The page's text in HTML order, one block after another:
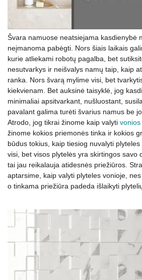
Švara namuose neatsiejama kasdienybė
neįmanoma pabėgti. Nors šiais laikais
kurie atliekami robotų pagalba, bet
nesutvarkys ir neišvalys namų taip, kaip
ranka. Nors švarą mylime visi, bet
kiekvienam. Bet auksinė taisyklė, jog
minimaliai apsitvarkant, nušluostant,
pavalant galima turėti švarius namus be
Atrodo, jog tikrai žinome kaip valyti
žinome kokios priemonės tinka ir kokios
būdus tokius, kaip tiesiog nuvalyti
visi, bet visos plytelės yra skirtingos savo
tai jau reikalauja atidesnės priežiūros.
aptarsime, kaip valyti plyteles vonioje,
o tinkama priežiūra padeda išlaikyti